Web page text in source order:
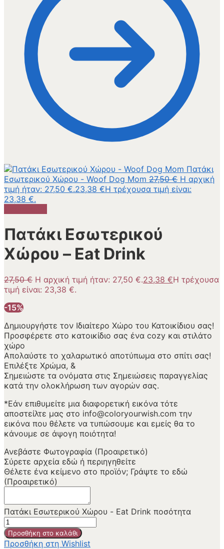
Πατάκι
Εσωτερικού Χώρου - Woof Dog Mom 27,50€ Η αρχική
τιμή ήταν: 27,50 €.23,38 €Η τρέχουσα τιμή είναι:
23,38 €.
Πατάκι Εσωτερικού
Χώρου – Eat Drink
27,50€ Η αρχική τιμή ήταν: 27,50 €.23,38 €Η τρέχουσα
τιμή είναι: 23,38 €.
-15%
Δημιουργήστε τον Ιδιαίτερο Χώρο του Κατοικίδιου σας!
Προσφέρετε στο κατοικίδιο σας ένα cozy και στιλάτο
χώρο
Απολαύστε το χαλαρωτικό αποτύπωμα στο σπίτι σας!
Επιλέξτε Χρώμα, &
Σημειώστε τα ονόματα στις Σημειώσεις παραγγελίας
κατά την ολοκλήρωση των αγορών σας.
*Εάν επιθυμείτε μια διαφορετική εικόνα τότε
αποστείλτε μας στο info@coloryourwish.com την
εικόνα που θέλετε να τυπώσουμε και εμείς θα το
κάνουμε σε άψογη ποιότητα!
Ανεβάστε Φωτογραφία (Προαιρετικό)
Σύρετε αρχεία εδώ ή περιηγηθείτε
Θέλετε ένα κείμενο στο προϊόν; Γράψτε το εδώ
(Προαιρετικό)
Πατάκι Εσωτερικού Χώρου - Eat Drink ποσότητα
Προσθήκη στο καλάθι
Προσθήκη στη Wishlist